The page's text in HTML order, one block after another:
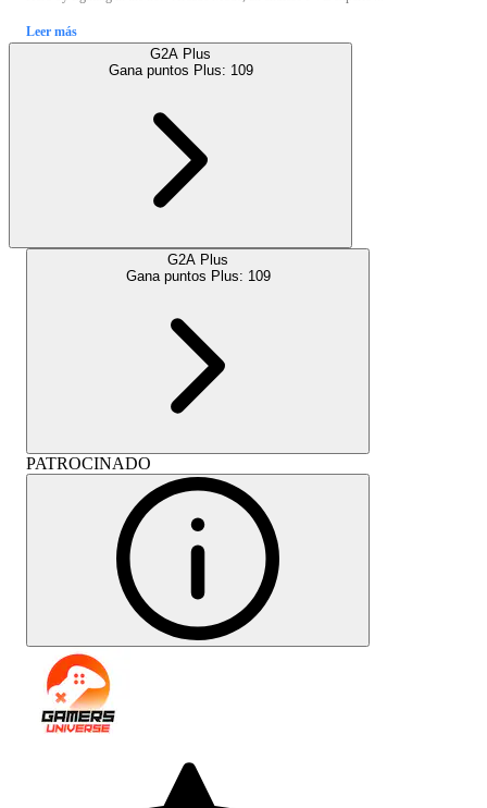
Leer más
G2A Plus
Gana puntos Plus: 109
G2A Plus
Gana puntos Plus: 109
PATROCINADO